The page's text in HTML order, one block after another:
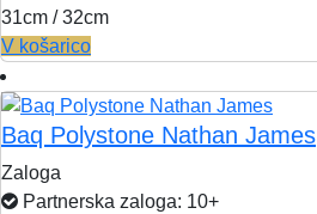
31cm / 32cm
V košarico
Baq Polystone Nathan James
Zaloga
Partnerska zaloga: 10+